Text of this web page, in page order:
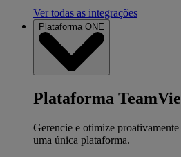
Ver todas as integrações
Plataforma ONE
Plataforma
Gerencie e otimize
uma única plataforma.